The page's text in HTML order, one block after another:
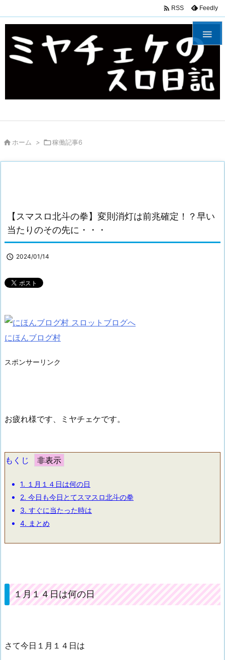

 RSS Feedly
 ホーム > 稼働記事6
【スマスロ北斗の拳】変則消灯は前兆確定！？早い
当たりのその先に・・・
 2024/01/14
にほんブログ村
スポンサーリンク
お疲れ様です、ミヤチェケです。
もくじ
1. １月１４日は何の日
2. 今日も今日とてスマスロ北斗の拳
3. すぐに当たった時は
4. まとめ
１月１４日は何の日
さて今日１月１４日は